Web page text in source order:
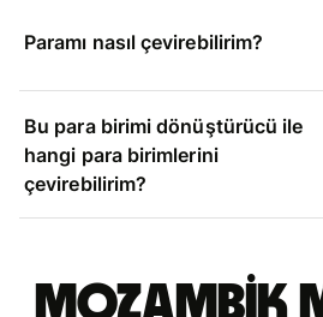
Paramı nasıl çevirebilirim?
Bu para birimi dönüştürücü ile
hangi para birimlerini
çevirebilirim?
Mozambik